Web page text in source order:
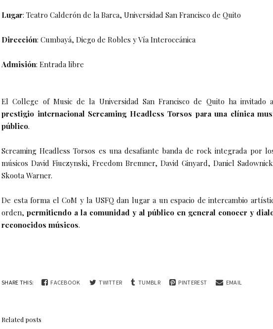
Lugar: Teatro Calderón de la Barca, Universidad San Francisco de Quito
Dirección: Cumbayá, Diego de Robles y Vía Interoceánica
Admisión: Entrada libre
El College of Music de la Universidad San Francisco de Quito ha invitado
prestigio internacional Screaming Headless Torsos para una clínica
público.
Screaming Headless Torsos es una desafiante banda de rock integrada por
músicos David Fiuczynski, Freedom Bremner, David Ginyard, Daniel
Skoota Warner.
De esta forma el CoM y la USFQ dan lugar a un espacio de intercambio
orden, permitiendo a la comunidad y al público en general conocer y
reconocidos músicos.
SHARE THIS: FACEBOOK TWITTER TUMBLR PINTEREST EMAIL
Related posts